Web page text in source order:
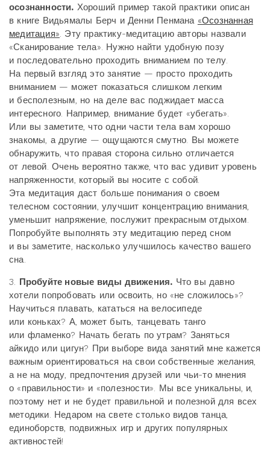
осознанности. Хороший пример такой практики описан
в книге Видьямалы Берч и Денни Пенмана «Осознанная
медитация». Эту практику-медитацию авторы назвали
«Сканирование тела». Нужно найти удобную позу
и последовательно проходить вниманием по телу.
На первый взгляд это занятие — просто проходить
вниманием — может показаться слишком легким
и бесполезным, но на деле вас поджидает масса
интересного. Например, внимание будет «убегать».
Или вы заметите, что одни части тела вам хорошо
знакомы, а другие — ощущаются смутно. Вы можете
обнаружить, что правая сторона сильно отличается
от левой. Очень вероятно также, что вас удивит уровень
напряженности, который вы носите с собой.
Эта медитация даст больше понимания о своем
телесном состоянии, улучшит концентрацию внимания,
уменьшит напряжение, послужит прекрасным отдыхом.
Попробуйте выполнять эту медитацию перед сном
и вы заметите, насколько улучшилось качество вашего
сна.
3. Пробуйте новые виды движения. Что вы давно
хотели попробовать или освоить, но «не сложилось»?
Научиться плавать, кататься на велосипеде
или коньках? А, может быть, танцевать танго
или фламенко? Начать бегать по утрам? Заняться
айкидо или цигун? При выборе вида занятий мне кажется
важным ориентироваться на свои собственные желания,
а не на моду, предпочтения друзей или чьи-то мнения
о «правильности» и «полезности». Мы все уникальны, и,
поэтому нет и не будет правильной и полезной для всех
методики. Недаром на свете столько видов танца,
единоборств, подвижных игр и других популярных
активностей!